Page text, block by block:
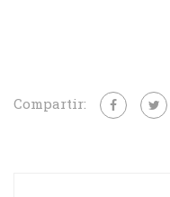
Compartir: